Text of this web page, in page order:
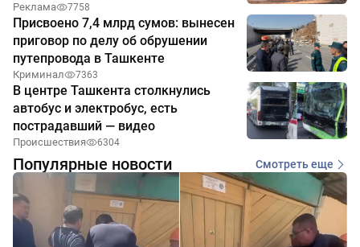
Реклама 7758
Присвоено 7,4 млрд сумов: вынесен
приговор по делу об обрушении
путепровода в Ташкенте
Криминал 7363
В центре Ташкента столкнулись
автобус и электробус, есть
пострадавший — видео
Происшествия 6304
Популярные новости Смотреть еще